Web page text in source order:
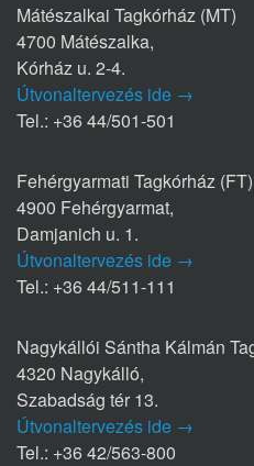
Mátészalkai Tagkórház (MT)
4700 Mátészalka,
Kórház u. 2-4.
Útvonaltervezés ide →
Tel.: +36 44/501-501
Fehérgyarmati Tagkórház (FT)
4900 Fehérgyarmat,
Damjanich u. 1.
Útvonaltervezés ide →
Tel.: +36 44/511-111
Nagykállói Sántha Kálmán
4320 Nagykálló,
Szabadság tér 13.
Útvonaltervezés ide →
Tel.: +36 42/563-800